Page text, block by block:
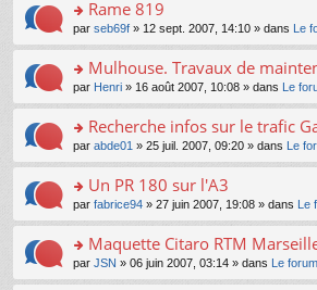
a
g
e
n
n
le
pl
u
s
ré
c
e
nt
m
e
s
a
g
e
n
n
le
pl
u
s
ré
c
e
s
ult
er
le
m
e
s
a
g
e
n
n
le
pl
u
o
n
s
ult
er
le
m
e
s
a
g
e
n
n
Rame 819
par seb69f » 12 sept. 2007, 14:10 » dans Le
o
n
s
ult
er
le
m
e
s
a
g
e
Mulhouse. Travaux de
par Henri » 16 août 2007, 10:08 » dans Le
o
n
s
ult
er
le
m
e
s
Recherche infos sur le trafic
par abde01 » 25 juil. 2007, 09:20 » dans Le
o
n
s
ult
er
le
Un PR 180 sur l'A3
par fabrice94 » 27 juin 2007, 19:08 » dans Le
o
n
Maquette Citaro RTM
par JSN » 06 juin 2007, 03:14 » dans Le